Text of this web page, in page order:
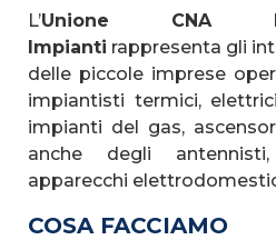
L’Unione CNA
Impianti rappresenta gli
delle piccole imprese
impiantisti termici,
impianti del gas,
anche degli
apparecchi
COSA FACCIAMO